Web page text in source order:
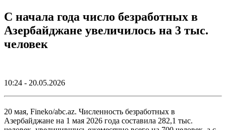
С начала года число безработных в
Азербайджане увеличилось на 3 тыс.
человек
10:24 - 20.05.2026
20 мая, Fineko/abc.az. Численность безработных в
Азербайджане на 1 мая 2026 года составила 282,1 тыс.